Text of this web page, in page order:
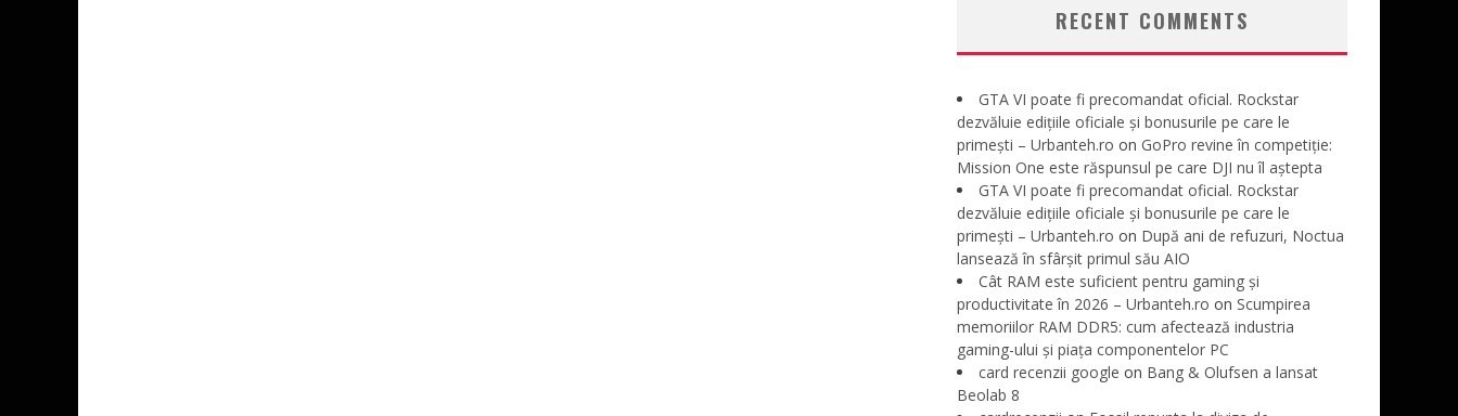
RECENT COMMENTS
GTA VI poate fi precomandat oficial. Rockstar
dezvăluie edițiile oficiale și bonusurile pe care le
primești – Urbanteh.ro on GoPro revine în competiție:
Mission One este răspunsul pe care DJI nu îl aștepta
GTA VI poate fi precomandat oficial. Rockstar
dezvăluie edițiile oficiale și bonusurile pe care le
primești – Urbanteh.ro on După ani de refuzuri, Noctua
lansează în sfârșit primul său AIO
Cât RAM este suficient pentru gaming și
productivitate în 2026 – Urbanteh.ro on Scumpirea
memoriilor RAM DDR5: cum afectează industria
gaming-ului și piața componentelor PC
card recenzii google on Bang & Olufsen a lansat
Beolab 8